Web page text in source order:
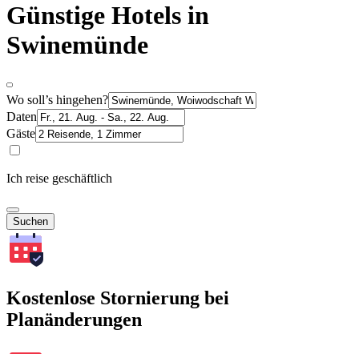
Günstige Hotels in
Swinemünde
Wo soll’s hingehen?
Daten
Gäste
Ich reise geschäftlich
Suchen
Kostenlose Stornierung bei
Planänderungen